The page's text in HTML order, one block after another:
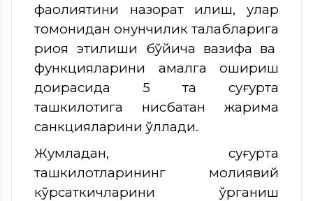
фаолиятини назорат қилиш, улар
томонидан қонунчилик талабларига
риоя этилиши бўйича вазифа ва
функцияларини амалга ошириш
доирасида 5 та суғурта
ташкилотига нисбатан жарима
санкцияларини қўллади.
Жумладан, суғурта
ташкилотларининг молиявий
кўрсаткичларини ўрганиш